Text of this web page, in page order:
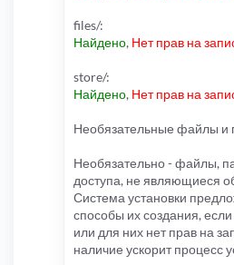
files/:
Найдено, Нет прав на
store/:
Найдено, Нет прав на
Необязательные файлы и
Необязательно - файлы,
доступа, не являющиеся
Система установки
способы их создания,
или для них нет прав на
наличие ускорит процесс